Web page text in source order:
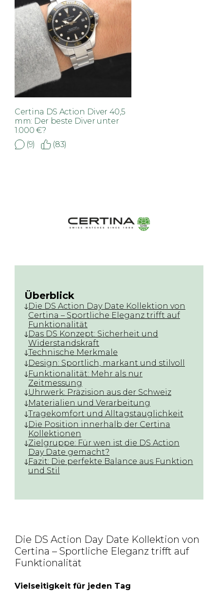
Certina DS Action Diver 40,5
mm: Der beste Diver unter
1.000 €?
(9)
(83)
Überblick
Die DS Action Day Date Kollektion von
Certina – Sportliche Eleganz trifft auf
Funktionalität
Das DS Konzept: Sicherheit und
Widerstandskraft
Technische Merkmale
Design: Sportlich, markant und stilvoll
Funktionalität: Mehr als nur
Zeitmessung
Uhrwerk: Präzision aus der Schweiz
Materialien und Verarbeitung
Tragekomfort und Alltagstauglichkeit
Die Position innerhalb der Certina
Kollektionen
Zielgruppe: Für wen ist die DS Action
Day Date gemacht?
Fazit: Die perfekte Balance aus Funktion
und Stil
Die DS Action Day Date Kollektion von
Certina – Sportliche Eleganz trifft auf
Funktionalität
Vielseitigkeit für jeden Tag